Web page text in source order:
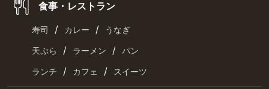
食事・レストラン
寿司 / カレー / うなぎ
天ぷら / ラーメン / パン
ランチ / カフェ / スイーツ